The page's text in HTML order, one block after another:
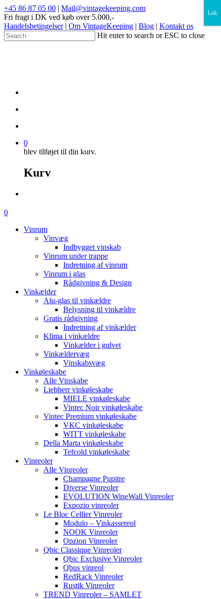
+45 86 87 05 00 | Mail@vintagekeeping.com
Fri fragt i DK ved køb over 5.000,-
Handelsbetingelser| Om VintageKeeping | Blog | Kontakt os
Hit enter to search or ESC to close
0
blev tilføjet til din kurv.
Kurv
0
Vinrum
Vinvæg
Indbygget vinskab
Vinrum under trappe
Indretning af vinrum
Vinrum i glas
Rådgivning & Design
Vinkælder
Alu-glas til vinkældre
Belysning til vinkældre
Gratis rådgivning
Indretning af vinkælder
Klima i vinkældre
Vinkælder i gulvet
Vinkældervæg
Vinskabsvæg
Vinkøleskabe
Alle Vinskabe
Liebherr vinkøleskabe
MIELE vinkøleskabe
Vintec Noir vinkøleskabe
Vintec Premium vinkøleskabe
VKC vinkøleskabe
WITT vinkøleskabe
Della Marta vinkøleskabe
Tefcold vinkøleskabe
Vinreoler
Alle Vinreoler
Champagne Pupitre
Diverse Vinreoler
EVOLUTION WineWall Vinreoler
Expozio vinreoler
Le Bloc Cellier Vinreoler
Modulo – Vinkassereol
NOOK Vinreoler
Opzion Vinreoler
Qbic Classique Vinreoler
Qbic Exclusive Vinreoler
Qbus vinreol
RedRack Vinreoler
Rustik Vinreoler
TREND Vinreoler – SAMLET
×
Luk